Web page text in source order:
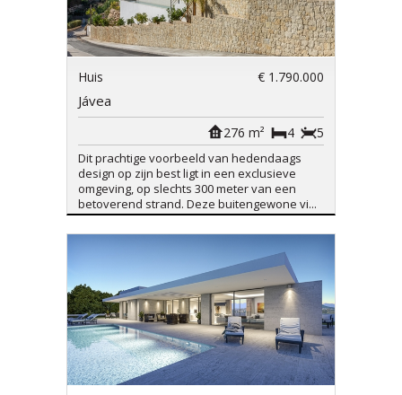
Huis € 1.790.000
Jávea
5
4
276 m²
Dit prachtige voorbeeld van hedendaags
design op zijn best ligt in een exclusieve
omgeving, op slechts 300 meter van een
betoverend strand. Deze buitengewone vi...